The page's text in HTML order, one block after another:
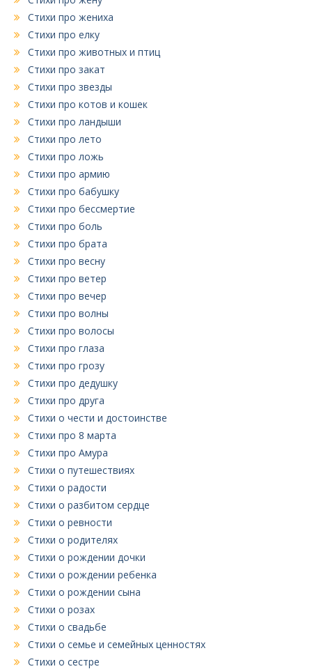
Стихи про жениха
Стихи про елку
Стихи про животных и птиц
Стихи про закат
Стихи про звезды
Стихи про котов и кошек
Стихи про ландыши
Стихи про лето
Стихи про ложь
Стихи про армию
Стихи про бабушку
Стихи про бессмертие
Стихи про боль
Стихи про брата
Стихи про весну
Стихи про ветер
Стихи про вечер
Стихи про волны
Стихи про волосы
Стихи про глаза
Стихи про грозу
Стихи про дедушку
Стихи про друга
Стихи о чести и достоинстве
Стихи про 8 марта
Стихи про Амура
Стихи о путешествиях
Стихи о радости
Стихи о разбитом сердце
Стихи о ревности
Стихи о родителях
Стихи о рождении дочки
Стихи о рождении ребенка
Стихи о рождении сына
Стихи о розах
Стихи о свадьбе
Стихи о семье и семейных ценностях
Стихи о сестре